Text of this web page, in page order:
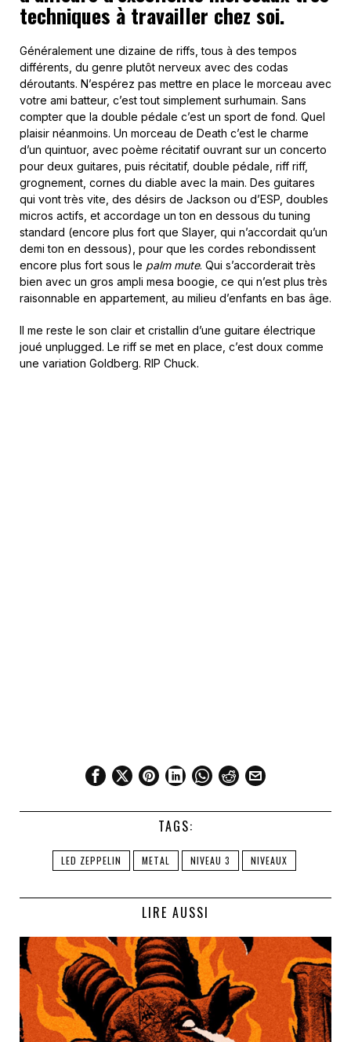
techniques à travailler chez soi.
Généralement une dizaine de riffs, tous à des tempos
différents, du genre plutôt nerveux avec des codas
déroutants. N’espérez pas mettre en place le morceau avec
votre ami batteur, c’est tout simplement surhumain. Sans
compter que la double pédale c’est un sport de fond. Quel
plaisir néanmoins. Un morceau de Death c’est le charme
d’un quintuor, avec poème récitatif ouvrant sur un concerto
pour deux guitares, puis récitatif, double pédale, riff riff,
grognement, cornes du diable avec la main. Des guitares
qui vont très vite, des désirs de Jackson ou d’ESP, doubles
micros actifs, et accordage un ton en dessous du tuning
standard (encore plus fort que Slayer, qui n’accordait qu’un
demi ton en dessous), pour que les cordes rebondissent
encore plus fort sous le palm mute. Qui s’accorderait très
bien avec un gros ampli mesa boogie, ce qui n’est plus très
raisonnable en appartement, au milieu d’enfants en bas âge.
Il me reste le son clair et cristallin d’une guitare électrique
joué unplugged. Le riff se met en place, c’est doux comme
une variation Goldberg. RIP Chuck.
TAGS:
LED ZEPPELIN METAL NIVEAU 3 NIVEAUX
LIRE AUSSI